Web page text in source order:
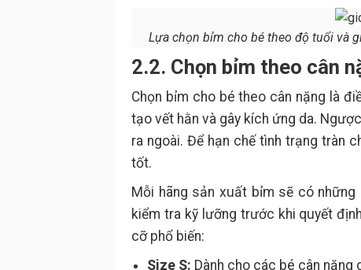
Lựa chọn bỉm cho bé theo độ tuổi và
2.2. Chọn bỉm theo cân
Chọn bỉm cho bé theo cân nặng là
tạo vết hằn và gây kích ứng da.
ra ngoài. Để hạn chế tình trạng tràn
tốt.
Mỗi hãng sản xuất bỉm sẽ có
kiểm tra kỹ lưỡng trước khi quyết
cỡ phổ biến:
Size S: Dành cho các bé cân nặng